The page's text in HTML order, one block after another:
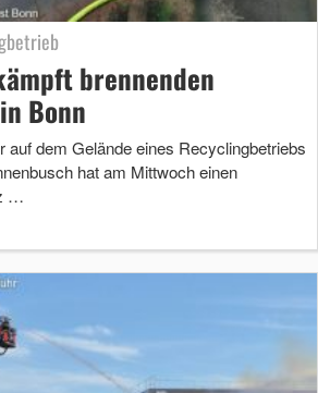
brennenden
Bonn
auf dem Gelände eines Recyclingbetriebs
hat am Mittwoch einen
…